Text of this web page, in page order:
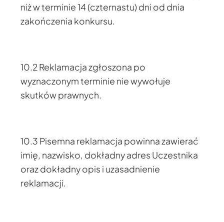
niż w terminie 14 (czternastu) dni od dnia
zakończenia konkursu.
10.2 Reklamacja zgłoszona po
wyznaczonym terminie nie wywołuje
skutków prawnych.
10.3 Pisemna reklamacja powinna zawierać
imię, nazwisko, dokładny adres Uczestnika
oraz dokładny opis i uzasadnienie
reklamacji.